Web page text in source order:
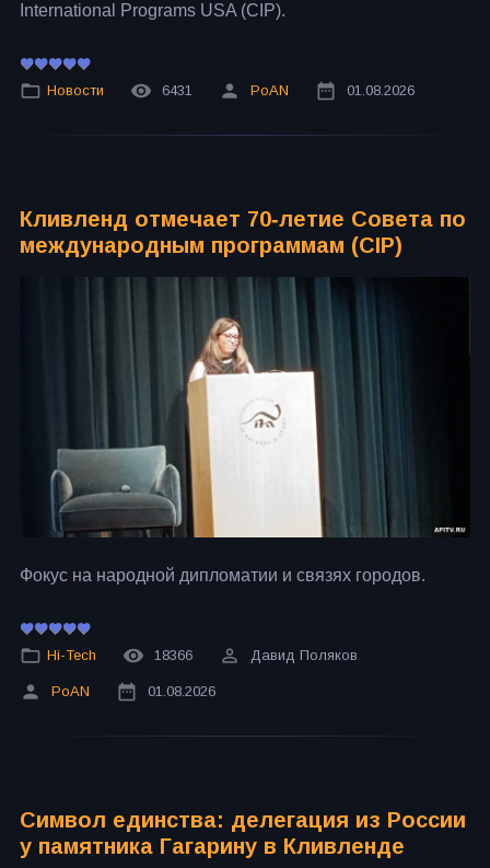
International Programs USA (CIP).
Новости 6431 PoAN 01.08.2026
Кливленд отмечает 70‑летие Совета по
международным программам (CIP)
Фокус на народной дипломатии и связях городов.
Hi-Tech 18366 Давид Поляков
PoAN 01.08.2026
Символ единства: делегация из России
у памятника Гагарину в Кливленде